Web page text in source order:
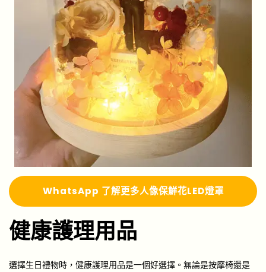
WhatsApp 了解更多人像保鮮花LED燈罩
健康護理用品
選擇生日禮物時，健康護理用品是一個好選擇。無論是按摩椅還是